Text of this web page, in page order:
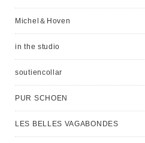
Michel＆Hoven
in the studio
soutiencollar
PUR SCHOEN
LES BELLES VAGABONDES